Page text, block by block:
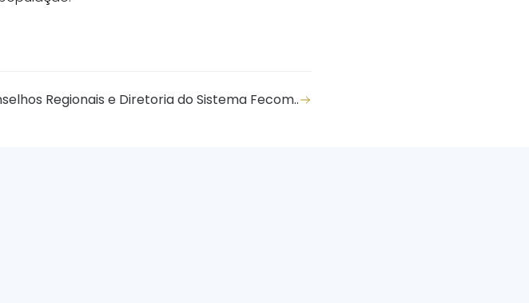
Regionais e Diretoria do Sistema Fecom..